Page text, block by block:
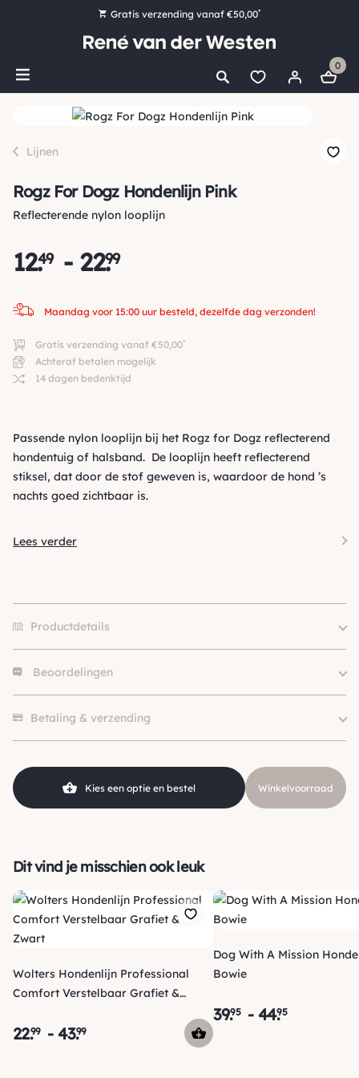
Gratis verzending vanaf €50,00*
Bestel nu, betaal later met Klarna
Ruim 16.000 artikelen op voorraad
0
Lijnen
Rogz For Dogz Hondenlijn Pink
Reflecterende nylon looplijn
12.
49 - 22.
99
Maandag voor 15:00 uur besteld, dezelfde dag verzonden!
Gratis verzending vanaf €50,00*
Achteraf betalen mogelijk
14 dagen bedenktijd
Passende nylon looplijn bij het Rogz for Dogz reflecterend
hondentuig of halsband. De looplijn heeft reflecterend
stiksel, dat door de stof geweven is, waardoor de hond ’s
nachts goed zichtbaar is.
Lees verder
Productdetails
140×2.0cm, 180×1.1cm,
Hondgrootte
Klein (0 – 10kg), Middel (10 –
25kg), Groot (> 25kg )
Soort
Reflectie, Wandellijn
Beoordelingen
Betaling & verzending
Kies een optie en bestel Winkelvoorraad
Dit vind je misschien ook leuk
Wolters Hondenlijn Professional
Comfort Verstelbaar Grafiet &
22.99 -43.99
Dog With A Mission
Bowie
39.95 - 44.95